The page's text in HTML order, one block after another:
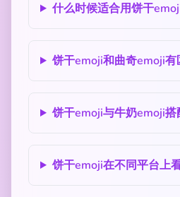
什么时候适合用饼干
饼干emoji和曲奇emoji有
饼干emoji与牛奶emoji搭
饼干emoji在不同平台上